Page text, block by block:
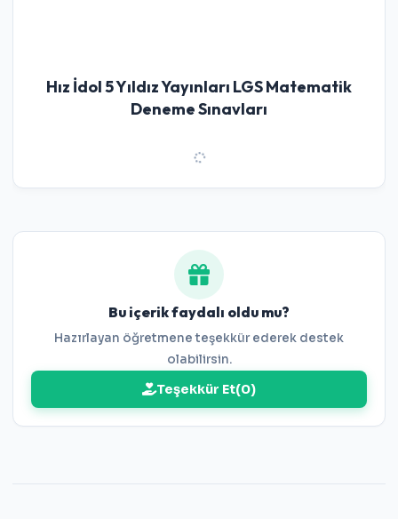
Hız İdol 5 Yıldız Yayınları LGS Matematik
Deneme Sınavları
Bu içerik faydalı oldu mu?
Hazırlayan öğretmene teşekkür ederek destek
olabilirsin.
Teşekkür Et(0)